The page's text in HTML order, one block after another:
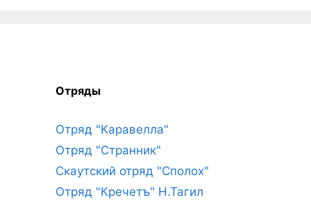
Отряды
Отряд "Каравелла"
Отряд "Странник"
Скаутский отряд "Сполох"
Отряд "Кречетъ" Н.Тагил